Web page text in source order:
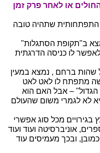
או לאחר פרק זמן
התפתחותית שתהיה טובה
ב"תקופת הסתגלות"
לו כניסה הדרגתית
של שהות ברחם , נמצא במעין
מתפתח לו לאט לאט
הגדול" – אבל האם הוא
לא לגמרי משום שהעולם
בגירויים מכל סוג אפשרי
אוניברסיטה ועוד ועוד
ובכך מעמיסים עוד